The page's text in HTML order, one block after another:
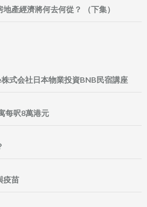
產經濟將何去何從？ （下集）
式会社日本物業投資BNB民宿講座
每呎8萬港元
疫苗